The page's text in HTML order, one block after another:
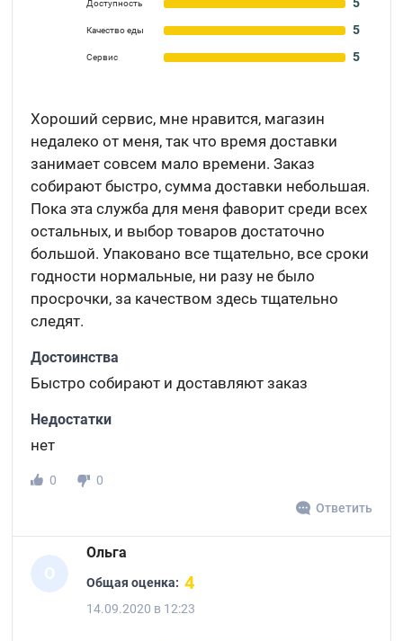
Доступность
Качество еды 5
Сервис 5
Хороший сервис, мне нравится, магазин
недалеко от меня, так что время доставки
занимает совсем мало времени. Заказ
собирают быстро, сумма доставки небольшая.
Пока эта служба для меня фаворит среди всех
остальных, и выбор товаров достаточно
большой. Упаковано все тщательно, все сроки
годности нормальные, ни разу не было
просрочки, за качеством здесь тщательно
следят.
Достоинства
Быстро собирают и доставляют заказ
Недостатки
нет
0
0
Ответить
О
Ольга
Общая оценка: 4
14.09.2020 в 12:23